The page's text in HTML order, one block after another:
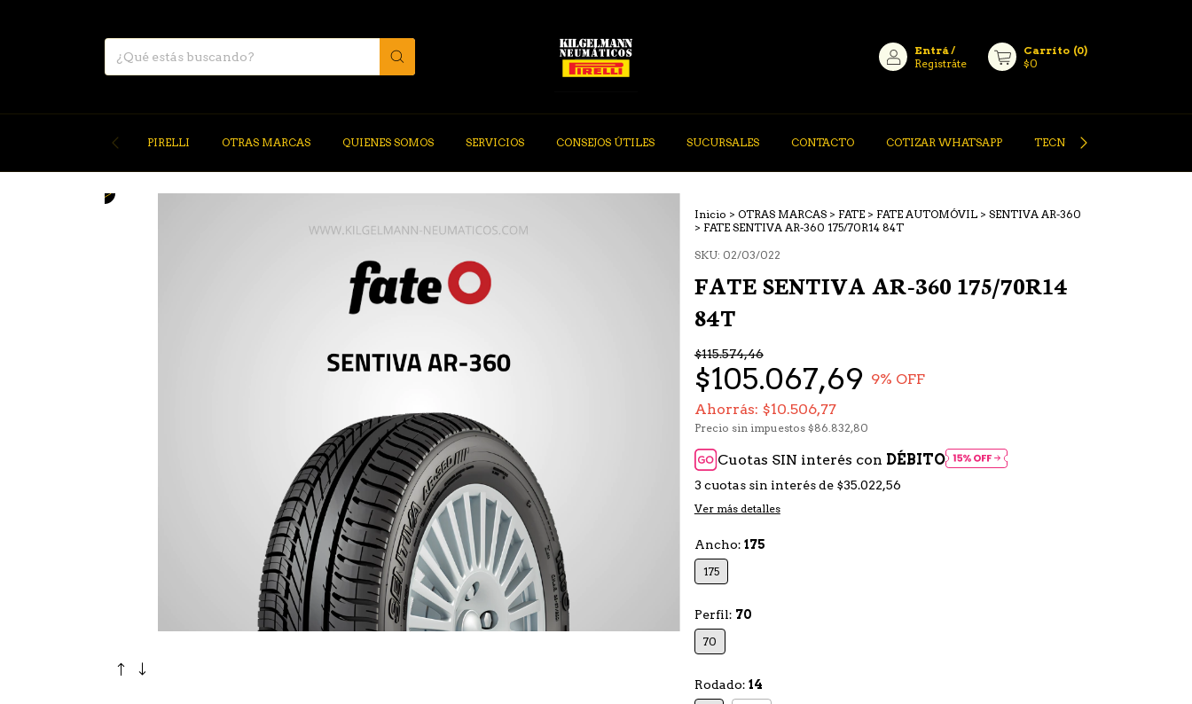
Entrá/
Registráte
Carrito (0)
$0
PIRELLI OTRAS MARCAS QUIENES SOMOS SERVICIOS CONSEJOS ÚTILES SUCURSALES CONTACTO COTIZAR WHATSAPP TECNOLOGÍA PIRELLI
Inicio > OTRAS MARCAS > FATE > FATE AUTOMÓVIL > SENTIVA AR-360
> FATE SENTIVA AR-360 175/70R14 84T
SKU: 02/03/022
FATE SENTIVA AR-360 175/70R14
84T
$115.574,46
$105.067,69 9% OFF
Ahorrás: $10.506,77
Precio sin impuestos $86.832,80
Cuotas SIN interés con DÉBITO
3 cuotas sin interés de $35.022,56
Ver más detalles
Ancho: 175
175
Perfil: 70
70
Rodado: 14